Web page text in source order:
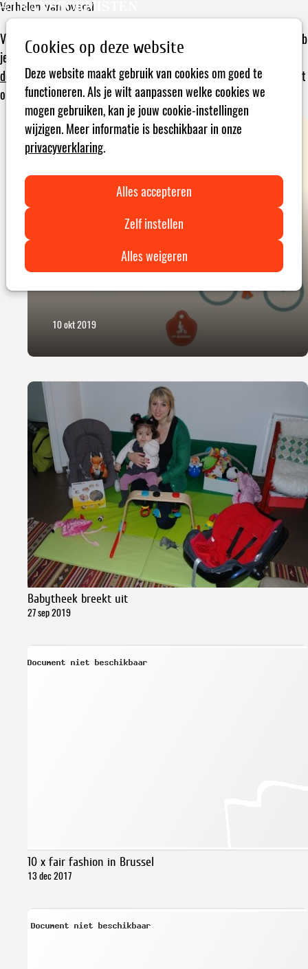
Cookies op deze website
Deze website maakt gebruik van cookies om goed te
functioneren. Als je wilt aanpassen welke cookies we
mogen gebruiken, kan je jouw cookie-instellingen
wijzigen. Meer informatie is beschikbaar in onze
privacyverklaring.
Alles accepteren
Zelf instellen
Alles weigeren
ZoekenOpen
menu
Verhalen van overal
Verhalen van transformisten komen van overal. Je leest ze hier. Heb
je zelf een verhaal? Of je nu eenverteller, verbinder, voorloper,
doorbreker of hervormerbent. Scroll naar beneden en deel het met
ons! Wij bekijken of en hoe het hier een plekje krijgt.
Word vrijwilliger bij Op Wielekes
10 okt 2019
Babytheek breekt uit
27 sep 2019
10 x fair fashion in Brussel
13 dec 2017